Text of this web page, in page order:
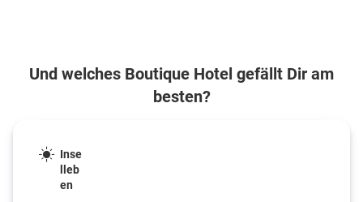
Und welches Boutique Hotel gefällt Dir am
besten?
Inse
lleb
en